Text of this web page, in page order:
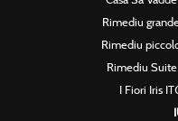
Rimediu
Rimediu
Rimediu
I Fiori Iris